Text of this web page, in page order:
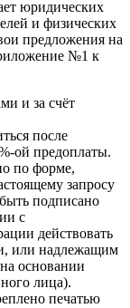
юридических
и физических
предложения на
№1 к
и за счёт
после
ой предоплаты.
по форме,
запросу
подписано
с
действовать
или надлежащим
основании
лица).
печатью